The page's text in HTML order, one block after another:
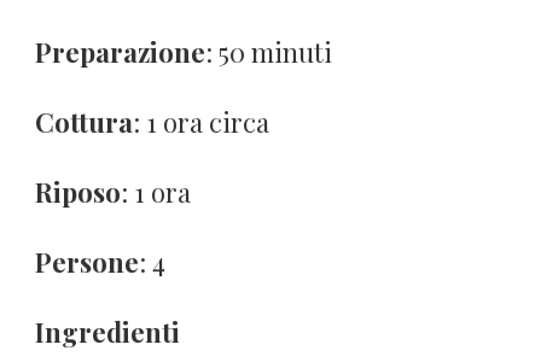
Preparazione: 50 minuti
Cottura: 1 ora circa
Riposo: 1 ora
Persone: 4
Ingredienti